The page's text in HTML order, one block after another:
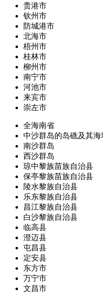
贵港市
钦州市
防城港市
北海市
梧州市
桂林市
柳州市
南宁市
河池市
来宾市
崇左市
全海南省
中沙群岛的岛礁及其海
南沙群岛
西沙群岛
琼中黎族苗族自治县
保亭黎族苗族自治县
陵水黎族自治县
乐东黎族自治县
昌江黎族自治县
白沙黎族自治县
临高县
澄迈县
屯昌县
定安县
东方市
万宁市
文昌市